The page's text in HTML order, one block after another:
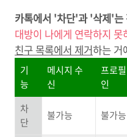
카톡에서 '차단'과 '삭제'는
대방이 나에게 연락하지 못
친구 목록에서 제거하는 거
기
능
메시지 수
신
프로
인
차
단
불가능 불가능